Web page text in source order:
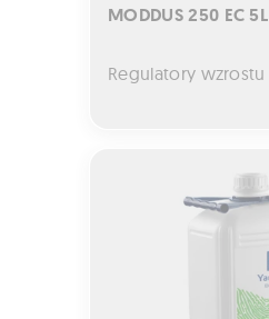
MODDUS 250 EC 5L
Regulatory wzrostu